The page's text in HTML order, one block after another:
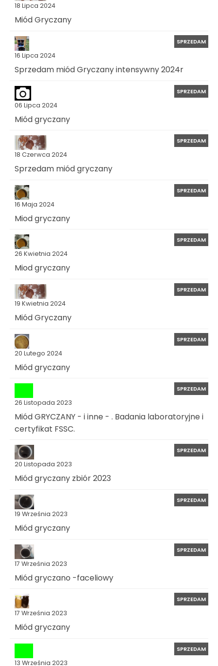
18 Lipca 2024
Miód Gryczany
16 Lipca 2024
SPRZEDAM
Sprzedam miód Gryczany intensywny 2024r
06 Lipca 2024
SPRZEDAM
Miód gryczany
18 Czerwca 2024
SPRZEDAM
Sprzedam miód gryczany
16 Maja 2024
SPRZEDAM
Miod gryczany
26 Kwietnia 2024
SPRZEDAM
Miod gryczany
19 Kwietnia 2024
SPRZEDAM
Miód Gryczany
20 Lutego 2024
SPRZEDAM
Miód gryczany
26 Listopada 2023
SPRZEDAM
Miód GRYCZANY - i inne - . Badania laboratoryjne i
certyfikat FSSC.
20 Listopada 2023
SPRZEDAM
Miód gryczany zbiór 2023
19 Września 2023
SPRZEDAM
Miód gryczany
17 Września 2023
SPRZEDAM
Miód gryczano -faceliowy
17 Września 2023
SPRZEDAM
Miód gryczany
13 Września 2023
SPRZEDAM